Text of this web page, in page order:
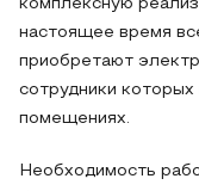
комплексную
настоящее время
приобретают
сотрудники которых
помещениях.
Необходимость